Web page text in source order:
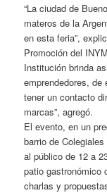
“La ciudad de
materos de la
en esta feria”,
Promoción del
Institución brinda
emprendedores, de
tener un contacto
marcas”, agregó.
El evento, en un
barrio de
al público de 12 a
patio gastronómico
charlas y